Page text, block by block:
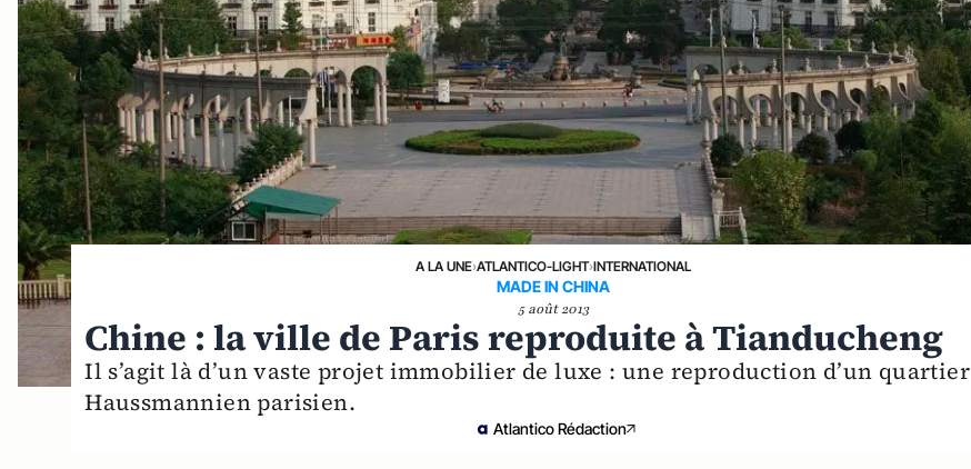
A LA UNE›ATLANTICO-LIGHT›INTERNATIONAL
MADE IN CHINA
5 août 2013
Chine : la ville de Paris reproduite à Tianducheng
Il s’agit là d’un vaste projet immobilier de luxe : une reproduction d’un quartier
Haussmannien parisien.
Atlantico Rédaction